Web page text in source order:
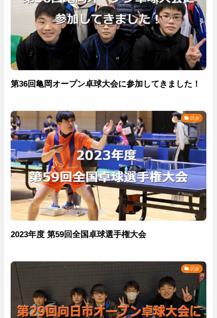
第36回亀岡オープン卓球大会に参加してきました！
試合
2023年度 第59回全国卓球選手権大会
試合